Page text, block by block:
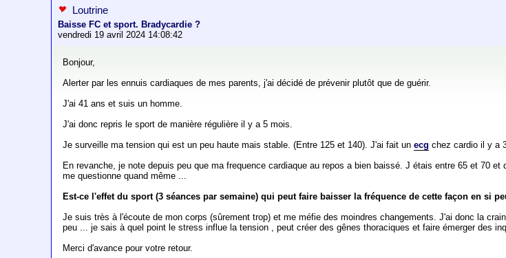
Loutrine
Baisse FC et sport. Bradycardie ?
vendredi 19 avril 2024 14:08:42
Bonjour,
Alerter par les ennuis cardiaques de mes parents, j'ai décidé de prévenir plutôt que de guérir.
J'ai 41 ans et suis un homme.
J'ai donc repris le sport de manière régulière il y a 5 mois.
Je surveille ma tension qui est un peu haute mais stable. (Entre 125 et 140). J'ai fait unecg chez cardio il y a
En revanche, je note depuis peu que ma frequence cardiaque au repos a bien baissé. J étais entre 65 et 70
me questionne quand même ...
Est-ce l'effet du sport (3 séances par semaine) qui peut faire baisser la fréquence de cette façon en si
Je suis très à l'écoute de mon corps (sûrement trop) et me méfie des moindres changements. J'ai donc la
peu ... je sais à quel point le stress influe la tension , peut créer des gênes thoraciques et faire émerger des
Merci d'avance pour votre retour.